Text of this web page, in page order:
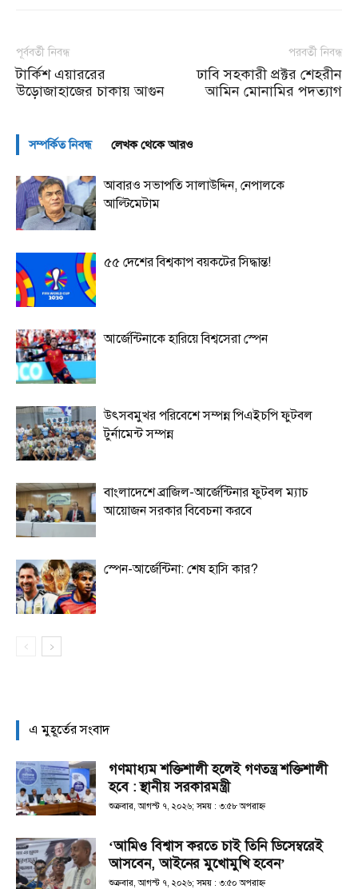
পূর্ববর্তী নিবন্ধ
টার্কিশ এয়াররের
উড়োজাহাজের চাকায় আগুন
পরবর্তী নিবন্ধ
ঢাবি সহকারী প্রক্টর শেহরীন
আমিন মোনামির পদত্যাগ
সম্পর্কিত নিবন্ধ লেখক থেকে আরও
আবারও সভাপতি সালাউদ্দিন, নেপালকে
আল্টিমেটাম
৫৫ দেশের বিশ্বকাপ বয়কটের সিদ্ধান্ত!
আর্জেন্টিনাকে হারিয়ে বিশ্বসেরা স্পেন
উৎসবমুখর পরিবেশে সম্পন্ন পিএইচপি ফুটবল
টুর্নামেন্ট সম্পন্ন
বাংলাদেশে ব্রাজিল-আর্জেন্টিনার ফুটবল ম্যাচ
আয়োজন সরকার বিবেচনা করবে
স্পেন-আর্জেন্টিনা: শেষ হাসি কার?
এ মুহূর্তের সংবাদ
গণমাধ্যম শক্তিশালী হলেই গণতন্ত্র শক্তিশালী
হবে : স্থানীয় সরকারমন্ত্রী
শুক্রবার, আগস্ট ৭, ২০২৬; সময় : ৩:৫৮ অপরাহ্ণ
‘আমিও বিশ্বাস করতে চাই তিনি ডিসেম্বরেই
আসবেন, আইনের মুখোমুখি হবেন’
শুক্রবার, আগস্ট ৭, ২০২৬; সময় : ৩:৫০ অপরাহ্ণ